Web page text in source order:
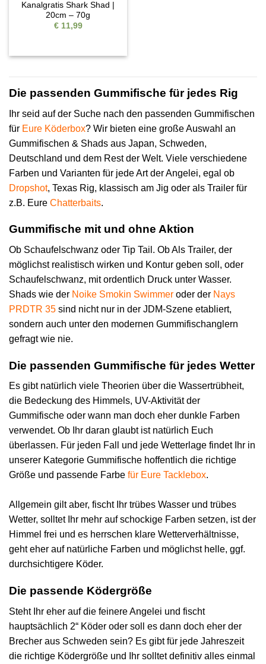
Kanalgratis Shark Shad |
20cm – 70g
€11,99
Die passenden Gummifische für jedes Rig
Ihr seid auf der Suche nach den passenden Gummifischen
für Eure Köderbox? Wir bieten eine große Auswahl an
Gummifischen & Shads aus Japan, Schweden,
Deutschland und dem Rest der Welt. Viele verschiedene
Farben und Varianten für jede Art der Angelei, egal ob
Dropshot, Texas Rig, klassisch am Jig oder als Trailer für
z.B. Eure Chatterbaits.
Gummifische mit und ohne Aktion
Ob Schaufelschwanz oder Tip Tail. Ob Als Trailer, der
möglichst realistisch wirken und Kontur geben soll, oder
Schaufelschwanz, mit ordentlich Druck unter Wasser.
Shads wie der Noike Smokin Swimmer oder der Nays
PRDTR 35 sind nicht nur in der JDM-Szene etabliert,
sondern auch unter den modernen Gummifischanglern
gefragt wie nie.
Die passenden Gummifische für jedes Wetter
Es gibt natürlich viele Theorien über die Wassertrübheit,
die Bedeckung des Himmels, UV-Aktivität der
Gummifische oder wann man doch eher dunkle Farben
verwendet. Ob Ihr daran glaubt ist natürlich Euch
überlassen. Für jeden Fall und jede Wetterlage findet Ihr in
unserer Kategorie Gummifische hoffentlich die richtige
Größe und passende Farbe für Eure Tacklebox.
Allgemein gilt aber, fischt Ihr trübes Wasser und trübes
Wetter, solltet Ihr mehr auf schockige Farben setzen, ist der
Himmel frei und es herrschen klare Wetterverhältnisse,
geht eher auf natürliche Farben und möglichst helle, ggf.
durchsichtigere Köder.
Die passende Ködergröße
Steht Ihr eher auf die feinere Angelei und fischt
hauptsächlich 2“ Köder oder soll es dann doch eher der
Brecher aus Schweden sein? Es gibt für jede Jahreszeit
die richtige Ködergröße und Ihr solltet definitiv alles einmal